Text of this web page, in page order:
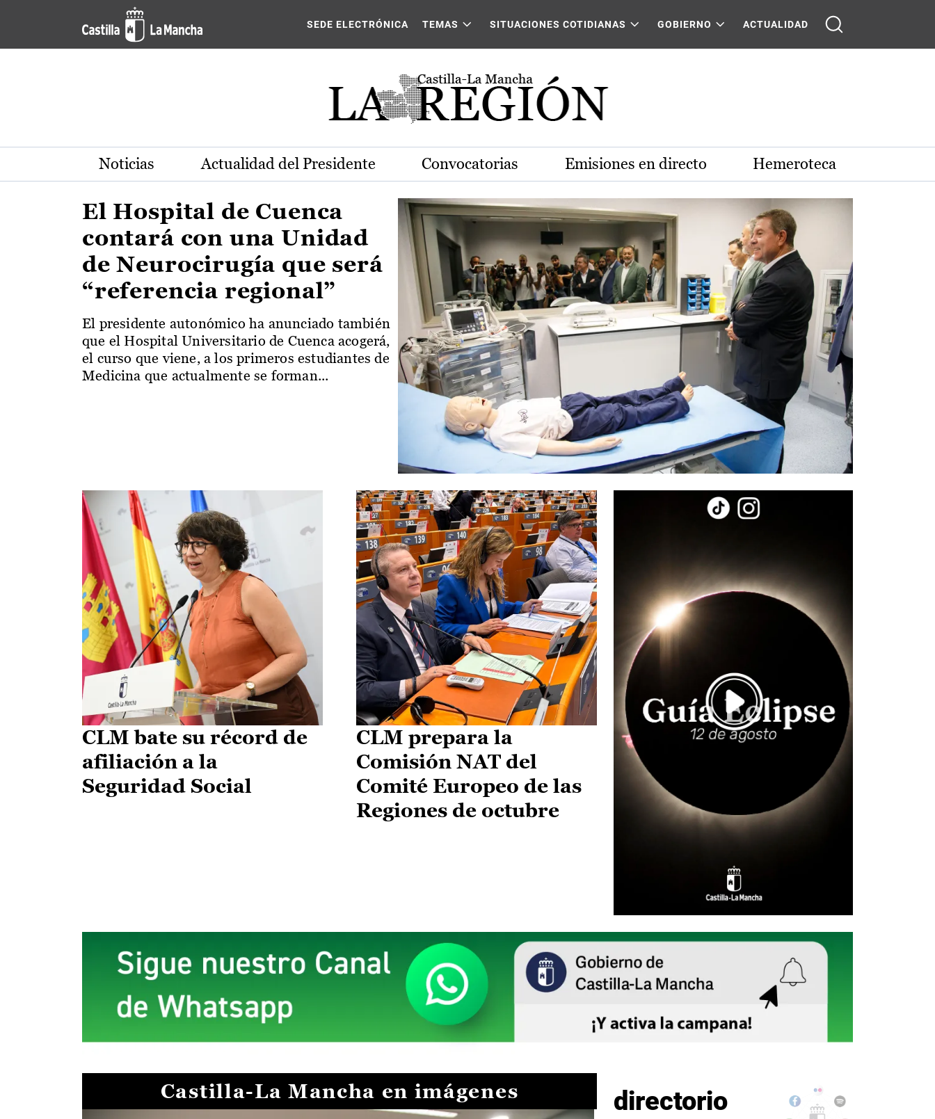
Pasar al contenido principal
Actualidad de la región de Castilla-La Mancha
SEDE ELECTRÓNICA TEMAS SITUACIONES COTIDIANAS GOBIERNO ACTUALIDAD
Noticias Actualidad del Presidente Convocatorias Emisiones en directo Hemeroteca
El Hospital de Cuenca
contará con una Unidad
de Neurocirugía que será
“referencia regional”
El presidente autonómico ha anunciado también
que el Hospital Universitario de Cuenca acogerá,
el curso que viene, a los primeros estudiantes de
Medicina que actualmente se forman...
CLM bate su récord de
afiliación a la
Seguridad Social
CLM prepara la
Comisión NAT del
Comité Europeo de las
Regiones de octubre
Castilla-La Mancha en imágenes directorio